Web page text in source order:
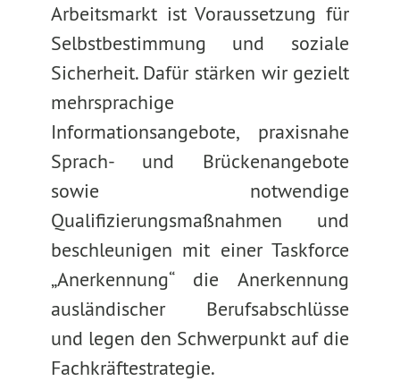
Arbeitsmarkt ist Voraussetzung für
Selbstbestimmung und soziale
Sicherheit. Dafür stärken wir gezielt
mehrsprachige
Informationsangebote, praxisnahe
Sprach- und Brückenangebote
sowie notwendige
Qualifizierungsmaßnahmen und
beschleunigen mit einer Taskforce
„Anerkennung“ die Anerkennung
ausländischer Berufsabschlüsse
und legen den Schwerpunkt auf die
Fachkräftestrategie.